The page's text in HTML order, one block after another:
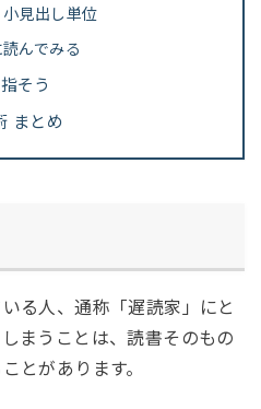
見出し単位
んでみる
そう
まとめ
る人、通称「遅読家」にと
まうことは、読書そのもの
とがあります。